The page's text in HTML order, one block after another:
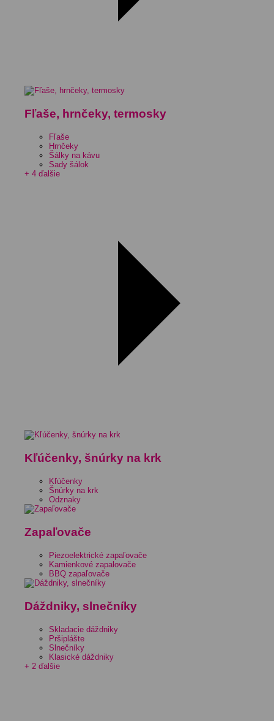
Fľaše, hrnčeky, termosky
Fľaše
Hrnčeky
Šálky na kávu
Sady šálok
+ 4 ďalšie
Kľúčenky, šnúrky na krk
Kľúčenky
Šnúrky na krk
Odznaky
Zapaľovače
Piezoelektrické zapaľovače
Kamienkové zapalovače
BBQ zapaľovače
Dáždniky, slnečníky
Skladacie dáždniky
Pršiplášte
Slnečníky
Klasické dáždniky
+ 2 ďalšie